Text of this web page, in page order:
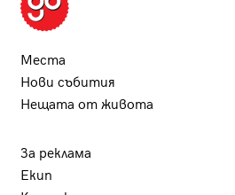
Места
Нови събития
Нещата от живота
За реклама
Екип